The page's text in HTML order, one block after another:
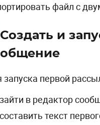
файл с
Создать и
запуска первой
зайти в редактор
составить текст